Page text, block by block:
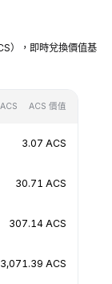
），即時兌換價值基
ACS 價值
3.07 ACS
30.71 ACS
307.14 ACS
3,071.39 ACS